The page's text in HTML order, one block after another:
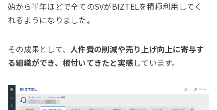
始から半年ほどで全てのSVがBIZTELを積極利用してく
れるようになりました。
その成果として、 人件費の削減や売り上げ向上に寄与す
る組織ができ、根付いてきたと実感しています。